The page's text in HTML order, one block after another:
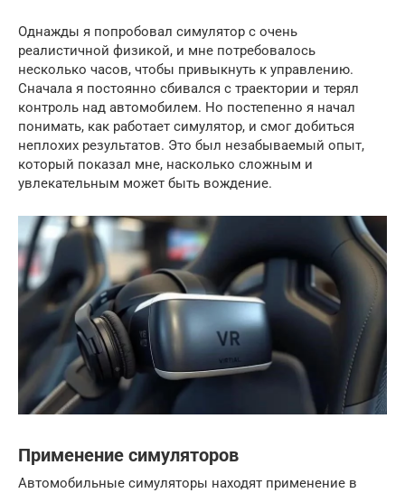
Однажды я попробовал симулятор с очень
реалистичной физикой, и мне потребовалось
несколько часов, чтобы привыкнуть к управлению.
Сначала я постоянно сбивался с траектории и терял
контроль над автомобилем. Но постепенно я начал
понимать, как работает симулятор, и смог добиться
неплохих результатов. Это был незабываемый опыт,
который показал мне, насколько сложным и
увлекательным может быть вождение.
Применение симуляторов
Автомобильные симуляторы находят применение в